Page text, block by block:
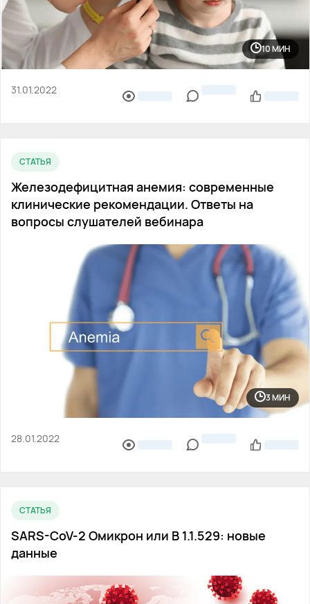
10 МИН
31.01.2022
СТАТЬЯ
Железодефицитная анемия: современные
клинические рекомендации. Ответы на
вопросы слушателей вебинара
3 МИН
28.01.2022
СТАТЬЯ
SARS-CoV-2 Омикрон или В 1.1.529: новые
данные